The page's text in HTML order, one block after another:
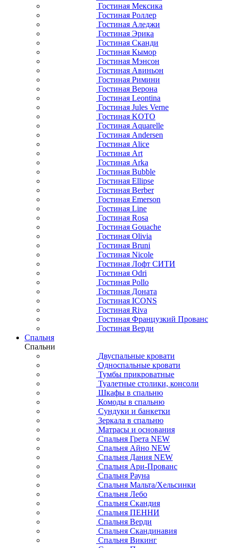
Гостиная Мексика
Гостиная Роллер
Гостиная Аледжи
Гостиная Эрика
Гостиная Сканди
Гостиная Кымор
Гостиная Мэнсон
Гостиная Авиньон
Гостиная Римини
Гостиная Верона
Гостиная Leontina
Гостиная Jules Verne
Гостиная KOTO
Гостиная Aquarelle
Гостиная Andersen
Гостиная Alice
Гостиная Art
Гостиная Arka
Гостиная Bubble
Гостиная Ellipse
Гостиная Berber
Гостиная Emerson
Гостиная Line
Гостиная Rosa
Гостиная Gouache
Гостиная Olivia
Гостиная Bruni
Гостиная Nicole
Гостиная Лофт СИТИ
Гостиная Odri
Гостиная Pollo
Гостиная Доната
Гостиная ICONS
Гостиная Riva
Гостиная Французкий Прованс
Гостиная Верди
Спальня
Спальни
Двуспальные кровати
Односпальные кровати
Тумбы прикроватные
Туалетные столики, консоли
Шкафы в спальню
Комоды в спальню
Сундуки и банкетки
Зеркала в спальню
Матрасы и основания
Спальня Грета NEW
Спальня Айно NEW
Спальня Дания NEW
Спальня Ари-Прованс
Спальня Рауна
Спальня Мальта/Хельсинки
Спальня Лебо
Спальня Скандия
Спальня ПЕННИ
Спальня Верди
Спальня Скандинавия
Спальня Викинг